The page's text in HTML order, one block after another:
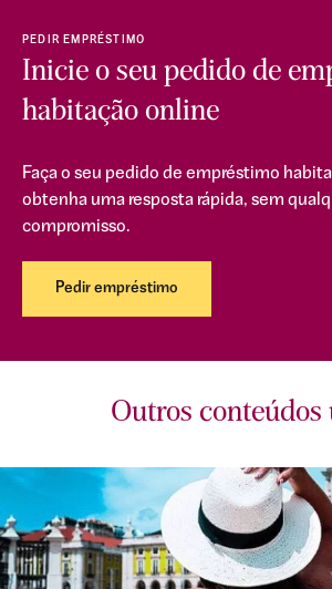
PEDIR EMPRÉSTIMO
Inicie o seu pedido de
habitação online
Faça o seu pedido de empréstimo
obtenha uma resposta rápida, sem
compromisso.
Pedir empréstimo
Outros conteúdos